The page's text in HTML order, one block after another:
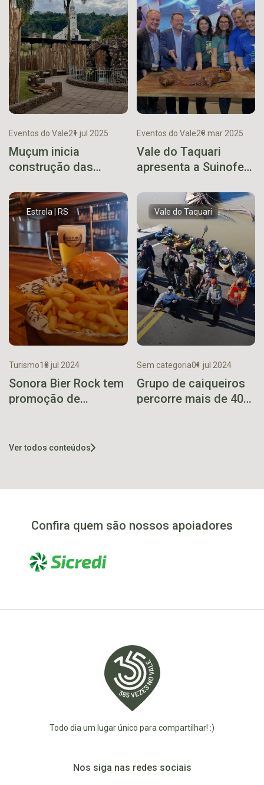
Eventos do Vale21 jul 2025
Muçum inicia
construção das
Semana Farroupilha
Eventos do Vale29 mar 2025
Vale do Taquari
apresenta a Suinofest
Estrela | RS
Turismo10 jul 2024
Sonora Bier Rock tem
promoção de
semana
Vale do Taquari
Sem categoria01 jul 2024
Grupo de caiqueiros
percorre mais de 40
Ver todos conteúdos
Confira quem são nossos apoiadores
Todo dia um lugar único para compartilhar! :)
Nos siga nas redes sociais